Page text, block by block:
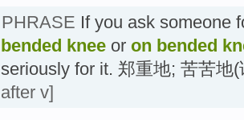
PHRASE If you ask someone
bended knee or on bended
seriously for it. 郑重地; 苦苦地
after v]